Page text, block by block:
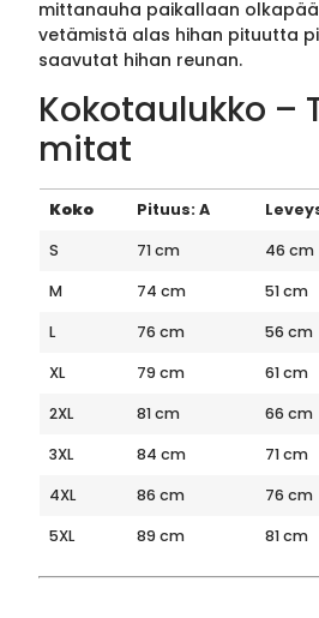
mittanauha paikallaan
vetämistä alas hihan pituutta
saavutat hihan reunan.
Kokotaulukko –
mitat
Koko Pituus: A
S
71 cm 46 cm
M
74 cm 51 cm
L
76 cm 56 cm
XL
79 cm 61 cm
2XL
81 cm 66 cm
3XL
84 cm 71 cm
4XL
86 cm 76 cm
5XL
89 cm 81 cm